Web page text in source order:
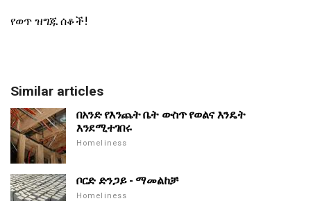
የወጥ ዝግጁ ሰቆች!
Similar articles
በአንድ የእንጨት ቤት ውስጥ የወልና እንዴት
እንደሚተገበሩ
Homeliness
ቦርድ ድንጋይ - ማመልከቻ
Homeliness